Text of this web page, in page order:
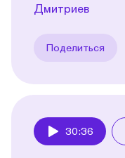
Дмитриев
Поделиться
30:36